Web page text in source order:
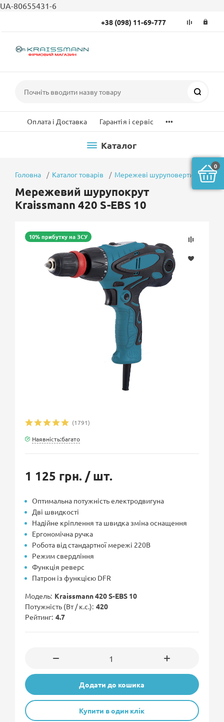
UA-80655431-6
+38 (098) 11-69-777
Оплата і Доставка Гарантія і сервіс ...
Каталог
Головна Каталог товарів Мережеві шуруповерти
Мережевий шурупокрут
Kraissmann 420 S-EBS 10
10% прибутку на ЗСУ
(1791)
Наявність:багато
1 125 грн. / шт.
Оптимальна потужність електродвигуна
Дві швидкості
Надійне кріплення та швидка зміна оснащення
Ергономічна ручка
Робота від стандартної мережі 220В
Режим свердління
Функція реверс
Патрон із функцією DFR
Модель Kraissmann 420 S-EBS 10
Потужність (Вт / к.с.) 420
Рейтинг 4.7
Додати до кошика
Купити в один клік
0